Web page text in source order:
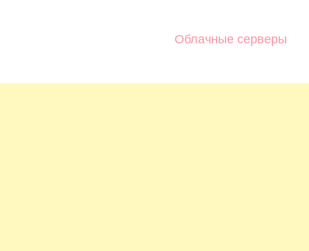
Облачные серверы